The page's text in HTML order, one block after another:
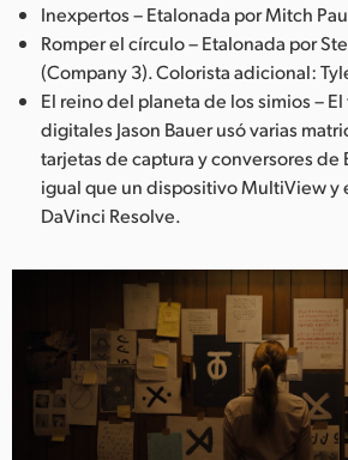
Inexpertos – Etalonada por Mitch
Romper el círculo – Etalonada por
(Company 3). Colorista adicional:
El reino del planeta de los simios –
digitales Jason Bauer usó varias
tarjetas de captura y conversores de
igual que un dispositivo MultiView y
DaVinci Resolve.